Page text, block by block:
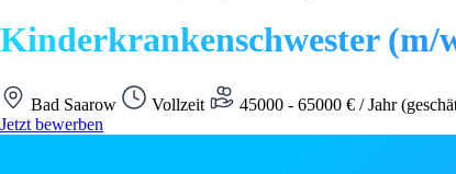
Kinderkrankenschwester (m/
Bad Saarow Vollzeit 45000 - 65000 € / Jahr
Jetzt bewerben